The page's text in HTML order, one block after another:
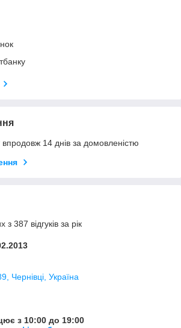
14 днів за домовленістю
387 відгуків за рік
Чернівці, Україна
з 10:00 до 19:00